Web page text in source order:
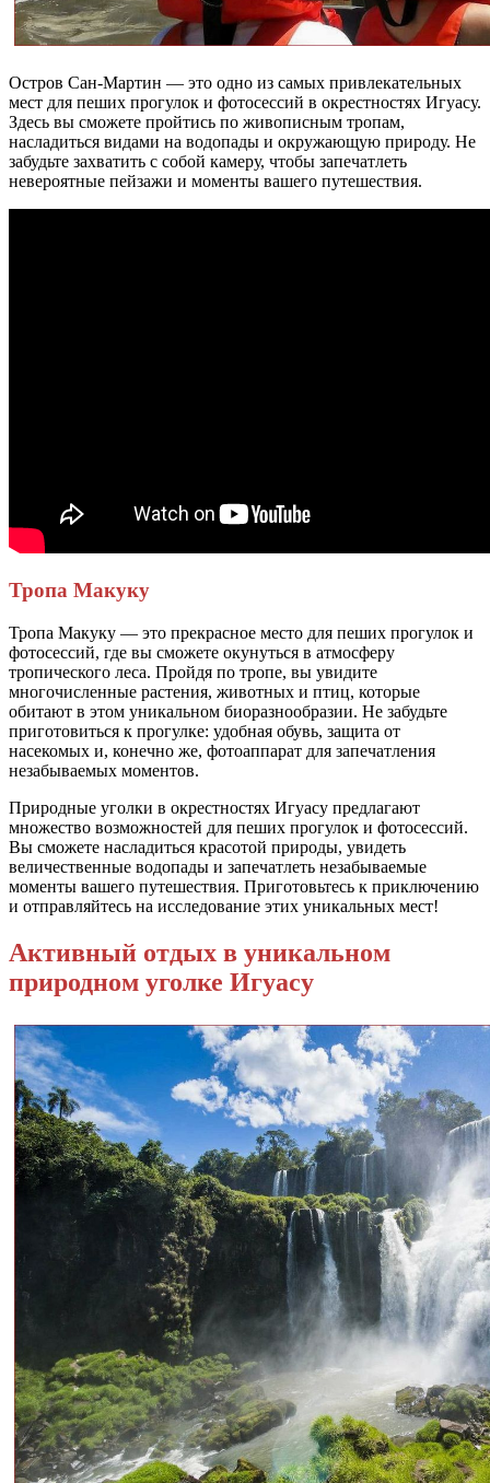
Остров Сан-Мартин — это одно из самых привлекательных
мест для пеших прогулок и фотосессий в окрестностях Игуасу.
Здесь вы сможете пройтись по живописным тропам,
насладиться видами на водопады и окружающую природу. Не
забудьте захватить с собой камеру, чтобы запечатлеть
невероятные пейзажи и моменты вашего путешествия.
Тропа Макуку
Тропа Макуку — это прекрасное место для пеших прогулок и
фотосессий, где вы сможете окунуться в атмосферу
тропического леса. Пройдя по тропе, вы увидите
многочисленные растения, животных и птиц, которые
обитают в этом уникальном биоразнообразии. Не забудьте
приготовиться к прогулке: удобная обувь, защита от
насекомых и, конечно же, фотоаппарат для запечатления
незабываемых моментов.
Природные уголки в окрестностях Игуасу предлагают
множество возможностей для пеших прогулок и фотосессий.
Вы сможете насладиться красотой природы, увидеть
величественные водопады и запечатлеть незабываемые
моменты вашего путешествия. Приготовьтесь к приключению
и отправляйтесь на исследование этих уникальных мест!
Активный отдых в уникальном
природном уголке Игуасу